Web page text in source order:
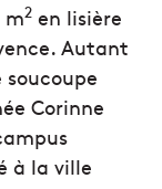
m2 en lisière
Autant
Corinne
à la ville